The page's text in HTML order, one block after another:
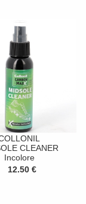
CLEANER
Incolore
12.50 €